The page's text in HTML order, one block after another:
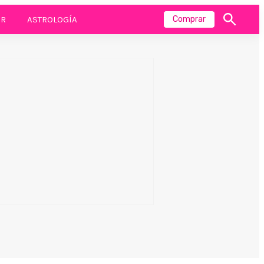
ASTROLOGÍA Comprar
Mostrar